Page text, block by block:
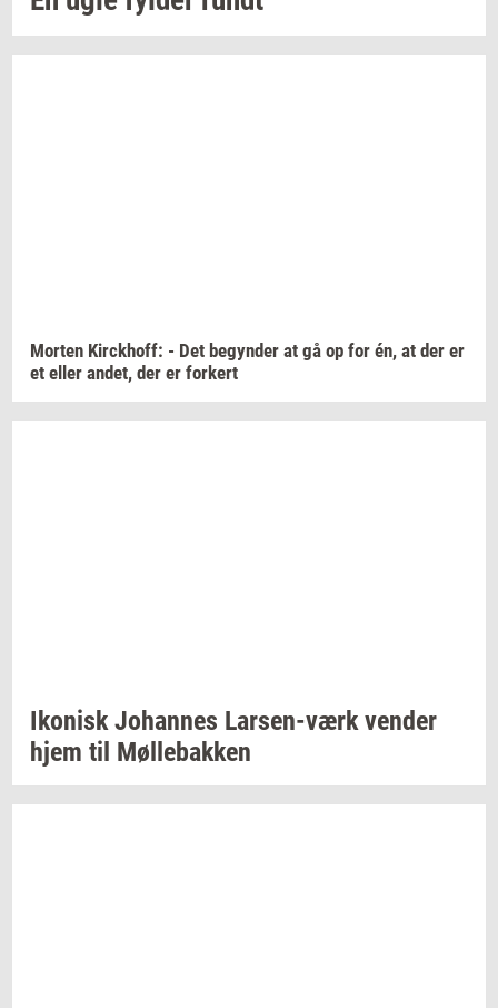
Mor­ten Kirck­hoff: - Det be­gyn­der at gå op for én, at der er
et eller andet, der er for­kert
Iko­nisk Jo­han­nes Larsen-​værk ven­der
hjem til Møl­le­bak­ken